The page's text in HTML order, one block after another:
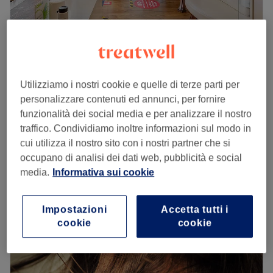
centri estetici a Borgio Verezzi, in provincia di Savona.
A 6 minuti a piedi dalla stazione ferroviaria di Borgio
Il team:
Dal 2021, titolare e collaboratori, si prendono cura della
persona con trattamenti specializzati coadiuvati anche
dai prodotti delle migliori marche.
I punti forti del salone:
Ambiente: moderno e accogliente.
Marche e prodotti utilizzati: Marzia Clinic, CND, Passione
Unghie e Nailfor.
Estetica Nefertari
Diano Marina, Liguria
Mostra sulla mappa
Applicazione Semipermanente piedi
30 min
€ 25
Express pedicure + smalto permanente
1 ora
Pedicure Curativo Semipermanente
1 ora 15 min
Visualizzazione rapida dei dettagli del salone
Martedì
08:00–19:00
Utilizziamo i nostri cookie e quelle di terze parti per
personalizzare contenuti ed annunci, per fornire
funzionalità dei social media e per analizzare il nostro
traffico. Condividiamo inoltre informazioni sul modo in
cui utilizza il nostro sito con i nostri partner che si
occupano di analisi dei dati web, pubblicità e social
media. Informativa sui cookie
Accetta tutti i
cookie
Impostazioni
cookie